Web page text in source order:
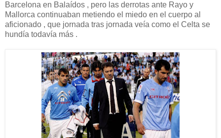
Barcelona en Balaídos , pero las derrotas ante Rayo y
Mallorca continuaban metiendo el miedo en el cuerpo al
aficionado , que jornada tras jornada veía como el Celta se
hundía todavía más .